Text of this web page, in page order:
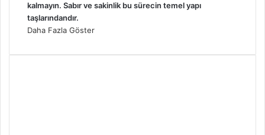
kalmayın. Sabır ve sakinlik bu sürecin temel yapı
taşlarındandır.
Daha Fazla Göster